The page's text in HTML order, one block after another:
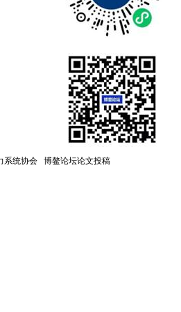
统协会 博鳌论坛论文投稿